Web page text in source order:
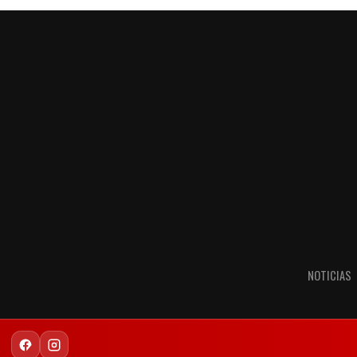
NOTICIAS